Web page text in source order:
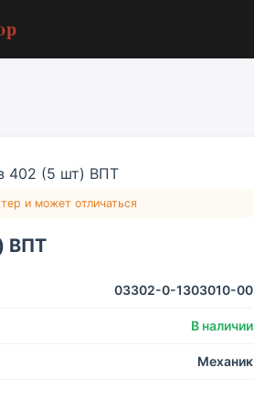
и может отличаться
ВПТ
03302-0-1303010-00
В наличии
Механик